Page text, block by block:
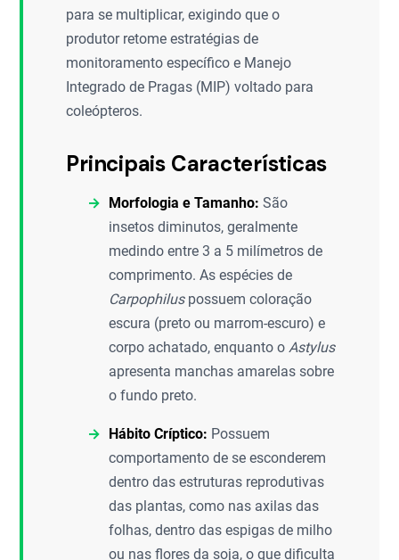
para se multiplicar, exigindo que o
produtor retome estratégias de
monitoramento específico e Manejo
Integrado de Pragas (MIP) voltado para
coleópteros.
Principais Características
Morfologia e Tamanho: São
insetos diminutos, geralmente
medindo entre 3 a 5 milímetros de
comprimento. As espécies de
Carpophiluspossuem coloração
escura (preto ou marrom-escuro) e
corpo achatado, enquanto oAstylus
apresenta manchas amarelas sobre
o fundo preto.
Hábito Críptico: Possuem
comportamento de se esconderem
dentro das estruturas reprodutivas
das plantas, como nas axilas das
folhas, dentro das espigas de milho
ou nas flores da soja, o que dificulta